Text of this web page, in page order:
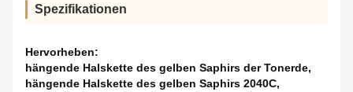
Spezifikationen
Hervorheben:
hängende Halskette des gelben Saphirs der Tonerde,
hängende Halskette des gelben Saphirs 2040C,